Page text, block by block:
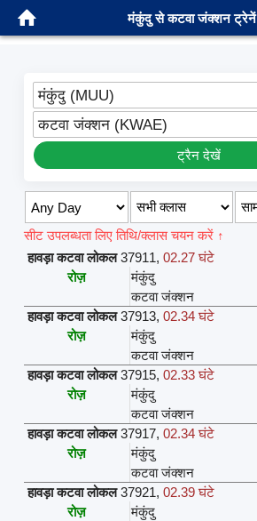
मंकुंदु से कटवा जंक्शन ट्रेनें
मंकुंदु (MUU)
कटवा जंक्शन (KWAE)
ट्रैन देखें
सीट उपलब्धता लिए तिथि/क्लास चयन करें ↑
हावड़ा कटवा लोकल 37911,02.27 घंटे
रोज़
मंकुंदु
कटवा जंक्शन
हावड़ा कटवा लोकल 37913,02.34 घंटे
रोज़
मंकुंदु
कटवा जंक्शन
हावड़ा कटवा लोकल 37915,02.33 घंटे
रोज़
मंकुंदु
कटवा जंक्शन
हावड़ा कटवा लोकल 37917,02.34 घंटे
रोज़
मंकुंदु
कटवा जंक्शन
हावड़ा कटवा लोकल 37921,02.39 घंटे
रोज़
मंकुंदु